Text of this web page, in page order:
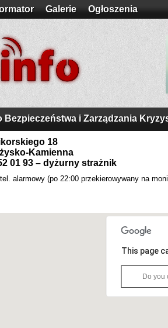
Galerie Ogłoszenia
Bezpieczeństwa i Zarządzania
18
Kamienna
01 93 – dyżurny strażnik
alarmowy (po 22:00 przekierowywany na
This page
Do you